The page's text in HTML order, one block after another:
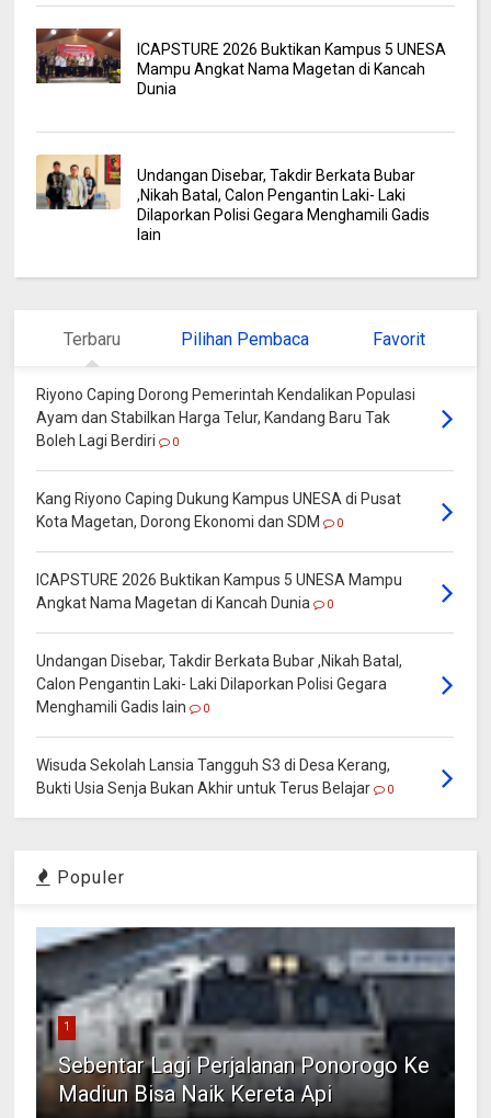
ICAPSTURE 2026 Buktikan Kampus 5 UNESA
Mampu Angkat Nama Magetan di Kancah
Dunia
Undangan Disebar, Takdir Berkata Bubar
,Nikah Batal, Calon Pengantin Laki- Laki
Dilaporkan Polisi Gegara Menghamili Gadis
lain
Terbaru Pilihan Pembaca Favorit
Riyono Caping Dorong Pemerintah Kendalikan Populasi
Ayam dan Stabilkan Harga Telur, Kandang Baru Tak
Boleh Lagi Berdiri
0
Kang Riyono Caping Dukung Kampus UNESA di Pusat
Kota Magetan, Dorong Ekonomi dan SDM
0
ICAPSTURE 2026 Buktikan Kampus 5 UNESA Mampu
Angkat Nama Magetan di Kancah Dunia
0
Undangan Disebar, Takdir Berkata Bubar ,Nikah Batal,
Calon Pengantin Laki- Laki Dilaporkan Polisi Gegara
Menghamili Gadis lain
0
Wisuda Sekolah Lansia Tangguh S3 di Desa Kerang,
Bukti Usia Senja Bukan Akhir untuk Terus Belajar
0
Populer
1
Sebentar Lagi Perjalanan Ponorogo Ke
Madiun Bisa Naik Kereta Api